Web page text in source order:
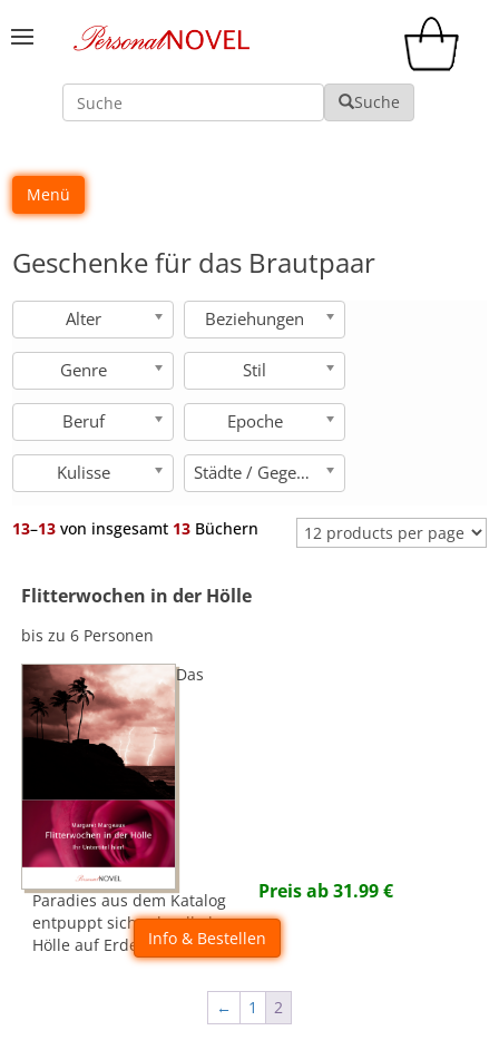
Suche Suche
Menü
Geschenke für das Brautpaar
Alter Beziehungen
Genre Stil
Beruf Epoche
Kulisse Städte / Gegenden
13–13 von insgesamt 13 Büchern
Flitterwochen in der Hölle
bis zu 6 Personen
Das
Paradies aus dem Katalog
entpuppt sich schnell als
Hölle auf Erden...
Preis ab31.99€
Info & Bestellen
← 1 2